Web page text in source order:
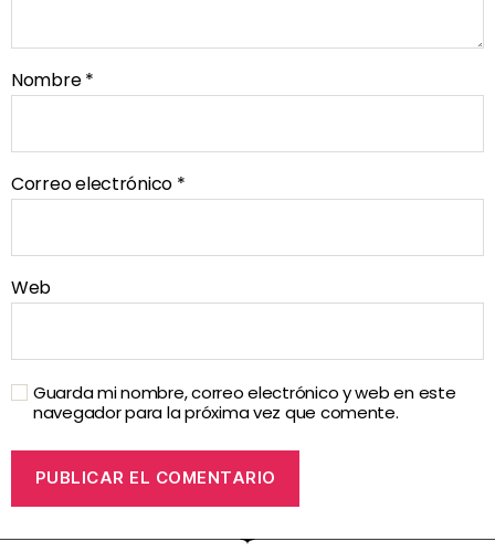
Nombre*
Correo electrónico *
Web
Guarda mi nombre, correo electrónico y web en este
navegador para la próxima vez que comente.